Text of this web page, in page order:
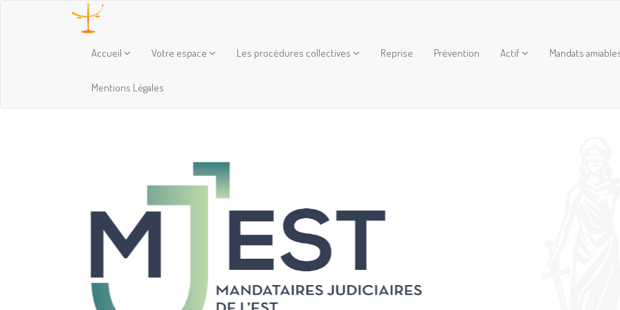
Accueil Votre espace Les procédures collectives Reprise Prévention Actif Mandats
Mentions Légales